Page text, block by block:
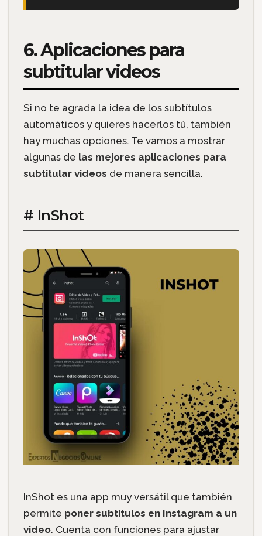
6. Aplicaciones para
subtitular videos
Si no te agrada la idea de los subtítulos
automáticos y quieres hacerlos tú, también
hay muchas opciones. Te vamos a mostrar
algunas de las mejores aplicaciones para
subtitular videos de manera sencilla.
# InShot
InShot es una app muy versátil que también
permite poner subtítulos en Instagram a un
video. Cuenta con funciones para ajustar